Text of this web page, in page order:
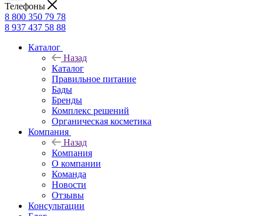
Телефоны
8 800 350 79 78
8 937 437 58 88
Каталог
Назад
Каталог
Правильное питание
Бады
Бренды
Комплекс решений
Органическая косметика
Компания
Назад
Компания
О компании
Команда
Новости
Отзывы
Консультации